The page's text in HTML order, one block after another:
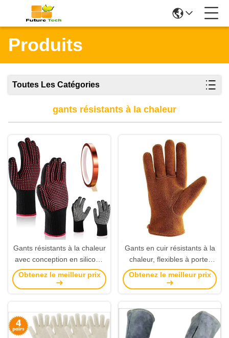
Produits
Toutes Les Catégories
gants résistants à la chaleur
Gants résistants à la chaleur
avec conception en silicone
à double face et matériau de
polyester résistant à la
Obtenez le meilleur prix
Gants en cuir résistants à la
chaleur, flexibles à porter
pour la sécurité du soudage
et de la construction
Obtenez le meilleur prix